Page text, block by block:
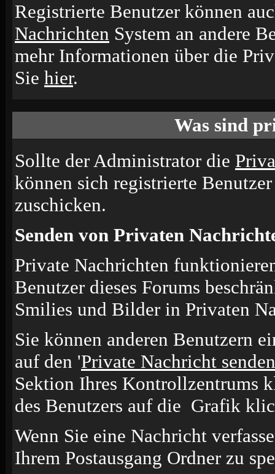
Registrierte Benutzer können
Nachrichten System an andere
mehr Informationen über die
Sie hier.
Was sind
Sollte der Administrator die
können sich registrierte
zuschicken.
Senden von Privaten
Private Nachrichten
Benutzer dieses Forums
Smilies und Bilder in Privaten
Sie können anderen Benutzern
auf den 'Private Nachricht senden
Sektion Ihres Kontrollzentrums
des Benutzers auf die Grafik
Wenn Sie eine Nachricht
Ihrem Postausgang Ordner zu